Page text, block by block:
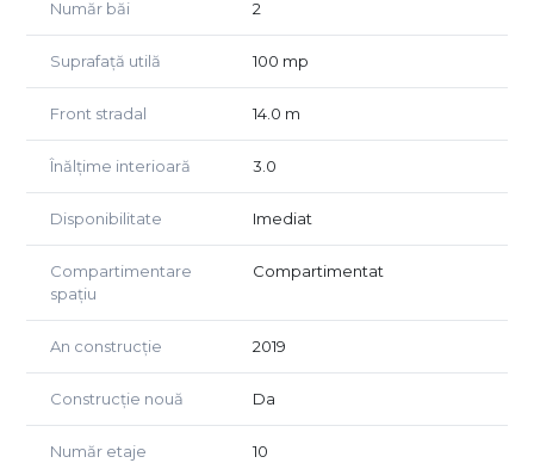
Număr băi 2
Suprafață utilă 100 mp
Front stradal 14.0 m
Înălțime interioară 3.0
Disponibilitate Imediat
Compartimentare
spațiu
Compartimentat
An construcție 2019
Construcție nouă Da
Număr etaje
10